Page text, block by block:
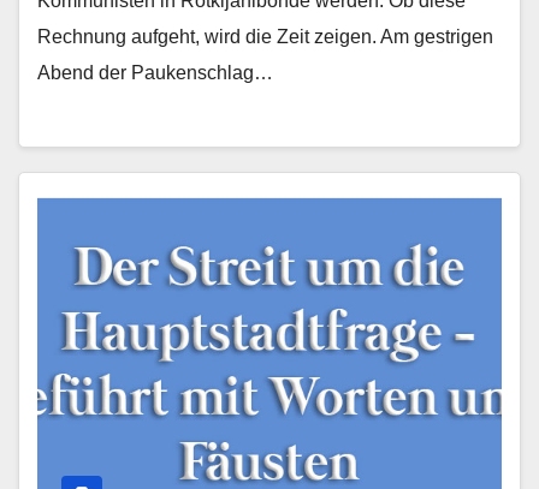
Rechnung aufgeht, wird die Zeit zeigen. Am gestrigen
Abend der Paukenschlag…